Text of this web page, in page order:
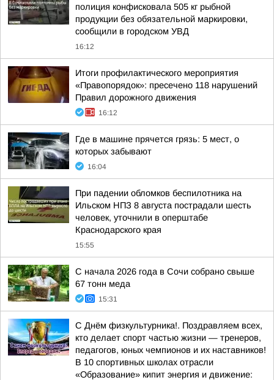
полиция конфисковала 505 кг рыбной
продукции без обязательной маркировки,
сообщили в городском УВД
16:12
Итоги профилактического мероприятия
«Правопорядок»: пресечено 118 нарушений
Правил дорожного движения
16:12
Где в машине прячется грязь: 5 мест, о
которых забывают
16:04
При падении обломков беспилотника на
Ильском НПЗ 8 августа пострадали шесть
человек, уточнили в оперштабе
Краснодарского края
15:55
С начала 2026 года в Сочи собрано свыше
67 тонн меда
15:31
С Днём физкультурника!. Поздравляем всех,
кто делает спорт частью жизни — тренеров,
педагогов, юных чемпионов и их наставников!
В 10 спортивных школах отрасли
«Образование» кипит энергия и движение: